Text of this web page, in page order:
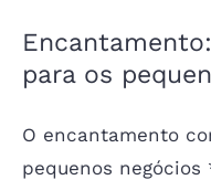
para os
O encantamento
pequenos negócios